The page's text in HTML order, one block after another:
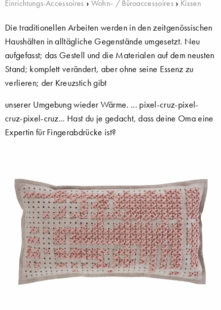
Einrichtungs-Accessoires › Wohn- / Büroaccessoires › Kissen
Die traditionellen Arbeiten werden in den zeitgenössischen
Haushälten in alltägliche Gegenstände umgesetzt. Neu
aufgefasst; das Gestell und die Materialen auf dem neusten
Stand; komplett verändert, aber ohne seine Essenz zu
verlieren; der Kreuzstich gibt
unserer Umgebung wieder Wärme. ... pixel-cruz-pixel-
cruz-pixel-cruz... Hast du je gedacht, dass deine Oma eine
Expertin für Fingerabdrücke ist?